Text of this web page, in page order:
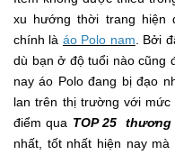
xu hướng thời trang hiện
chính là áo Polo nam . Bởi
dù bạn ở độ tuổi nào cũng
nay áo Polo đang bị đạo
lan trên thị trường với mức
điểm qua TOP 25
nhất, tốt nhất hiện nay